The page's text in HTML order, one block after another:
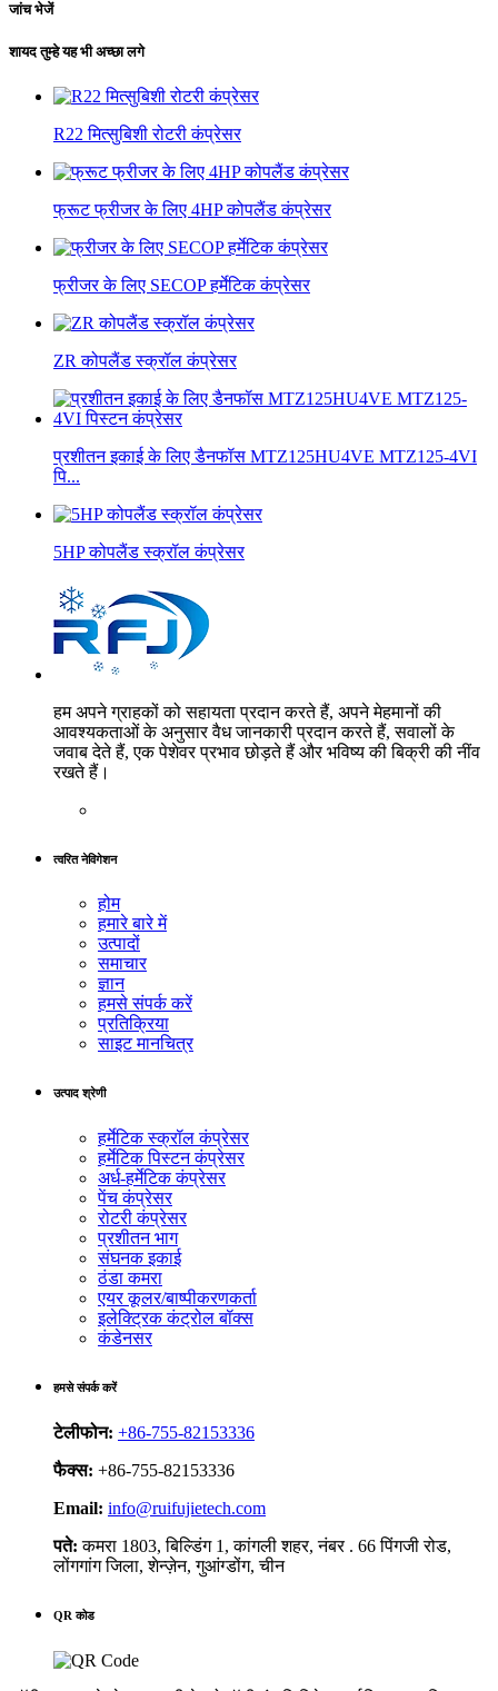
जांच भेजें
शायद तुम्हे यह भी अच्छा लगे
R22 मित्सुबिशी रोटरी कंप्रेसर
फ्रूट फ्रीजर के लिए 4HP कोपलैंड कंप्रेसर
फ्रीजर के लिए SECOP हर्मेटिक कंप्रेसर
ZR कोपलैंड स्क्रॉल कंप्रेसर
प्रशीतन इकाई के लिए डैनफॉस MTZ125HU4VE MTZ125-4VI
पि...
5HP कोपलैंड स्क्रॉल कंप्रेसर
हम अपने ग्राहकों को सहायता प्रदान करते हैं, अपने मेहमानों की
आवश्यकताओं के अनुसार वैध जानकारी प्रदान करते हैं, सवालों के
जवाब देते हैं, एक पेशेवर प्रभाव छोड़ते हैं और भविष्य की बिक्री की नींव
रखते हैं।
त्वरित नेविगेशन
होम
हमारे बारे में
उत्पादों
समाचार
ज्ञान
हमसे संपर्क करें
प्रतिक्रिया
साइट मानचित्र
उत्पाद श्रेणी
हर्मेटिक स्क्रॉल कंप्रेसर
हर्मेटिक पिस्टन कंप्रेसर
अर्ध-हर्मेटिक कंप्रेसर
पेंच कंप्रेसर
रोटरी कंप्रेसर
प्रशीतन भाग
संघनक इकाई
ठंडा कमरा
एयर कूलर/बाष्पीकरणकर्ता
इलेक्ट्रिक कंट्रोल बॉक्स
कंडेनसर
हमसे संपर्क करें
टेलीफोन: +86-755-82153336
फैक्स: +86-755-82153336
Email: info@ruifujietech.com
पते:कमरा 1803, बिल्डिंग 1, कांगली शहर, नंबर . 66 पिंगजी रोड,
लोंगगांग जिला, शेन्ज़ेन, गुआंग्डोंग, चीन
QR कोड